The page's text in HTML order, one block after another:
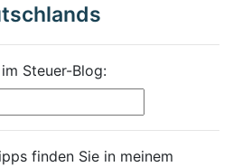
Steuer-Blog:
finden Sie in meinem